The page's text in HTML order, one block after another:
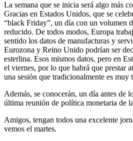
La semana que se inicia será algo más
Gracias en Estados Unidos, que se
“black Friday”, un día con un volumen
reducido. De todos modos, Europa
sentido los datos de manufacturas y
Eurozona y Reino Unido podrían ser
esterlina. Esos mismos datos, pero en
el viernes, por lo que habrá que prestar
una sesión que tradicionalmente es muy
Además, se conocerán, un día antes de
última reunión de política monetaria de
Amigos, tengan todos una excelente
vemos el martes.